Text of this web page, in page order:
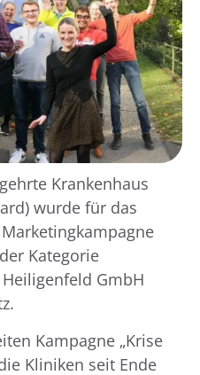
Krankenhaus
wurde für das
Kategorie
GmbH
Kampagne „Krise
Kliniken seit Ende